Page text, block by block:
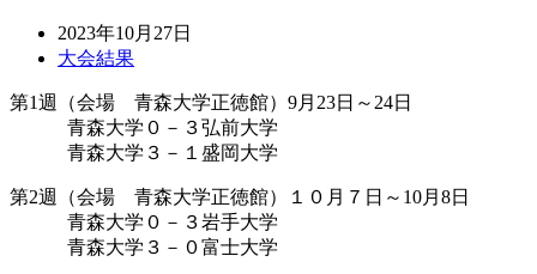
2023年10月27日
大会結果
第1週（会場 青森大学正徳館）9月23日～24日
青森大学０－３弘前大学
青森大学３－１盛岡大学
第2週（会場 青森大学正徳館）１０月７日～10月8日
青森大学０－３岩手大学
青森大学３－０富士大学